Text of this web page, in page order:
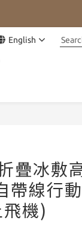
English
疊冰敷
帶線行
機)